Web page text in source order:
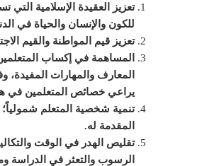
تعزيز العقيدة الإسلامية التي
للكون والإنسان والحياة في
تعزيز قيم المواطنة والقيم
المساهمة في إكساب
المعارف والمهارات
يراعي خصائص المتعلمين في
تنمية شخصية المتعلم شمولياً؛
المقدمة له.
تقليص الهدر في الوقت
الرسوب والتعثر في الدراسة